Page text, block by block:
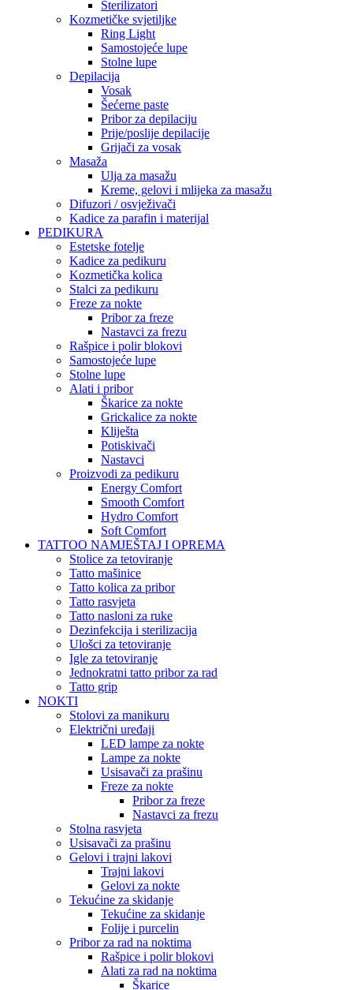
Sterilizatori
Kozmetičke svjetiljke
Ring Light
Samostojeće lupe
Stolne lupe
Depilacija
Vosak
Šećerne paste
Pribor za depilaciju
Prije/poslije depilacije
Grijači za vosak
Masaža
Ulja za masažu
Kreme, gelovi i mlijeka za masažu
Difuzori / osvježivači
Kadice za parafin i materijal
PEDIKURA
Estetske fotelje
Kadice za pedikuru
Kozmetička kolica
Stalci za pedikuru
Freze za nokte
Pribor za freze
Nastavci za frezu
Rašpice i polir blokovi
Samostojeće lupe
Stolne lupe
Alati i pribor
Škarice za nokte
Grickalice za nokte
Kliješta
Potiskivači
Nastavci
Proizvodi za pedikuru
Energy Comfort
Smooth Comfort
Hydro Comfort
Soft Comfort
TATTOO NAMJEŠTAJ I OPREMA
Stolice za tetoviranje
Tatto mašinice
Tatto kolica za pribor
Tatto rasvjeta
Tatto nasloni za ruke
Dezinfekcija i sterilizacija
Ulošci za tetoviranje
Igle za tetoviranje
Jednokratni tatto pribor za rad
Tatto grip
NOKTI
Stolovi za manikuru
Električni uređaji
LED lampe za nokte
Lampe za nokte
Usisavači za prašinu
Freze za nokte
Pribor za freze
Nastavci za frezu
Stolna rasvjeta
Usisavači za prašinu
Gelovi i trajni lakovi
Trajni lakovi
Gelovi za nokte
Tekućine za skidanje
Tekućine za skidanje
Folije i purcelin
Pribor za rad na noktima
Rašpice i polir blokovi
Alati za rad na noktima
Škarice